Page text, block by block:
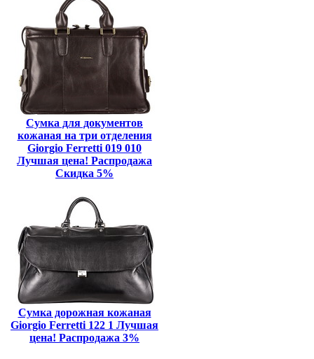
Сумка для документов
кожаная на три отделения
Giorgio Ferretti 019 010
Лучшая цена! Распродажа
Скидка 5%
Сумка дорожная кожаная
Giorgio Ferretti 122 1 Лучшая
цена! Распродажа 3%